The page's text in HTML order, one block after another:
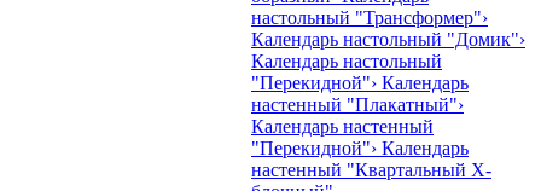
настольный "Трансформер"›
Календарь настольный "Домик"›
Календарь настольный
"Перекидной"› Календарь
настенный "Плакатный"›
Календарь настенный
"Перекидной"› Календарь
настенный "Квартальный Х-